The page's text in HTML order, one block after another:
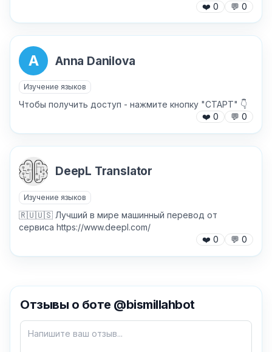
Как добавить бота?
Отправить
❤️ 0 💬 0
A Anna Danilova
Изучение языков
Чтобы получить доступ - нажмите кнопку "СТАРТ" 👇
❤️ 0 💬 0
DeepL Translator
Изучение языков
🇷🇺🇺🇸 Лучший в мире машинный перевод от
сервиса https://www.deepl.com/
❤️ 0 💬 0
Отзывы о боте @bismillahbot